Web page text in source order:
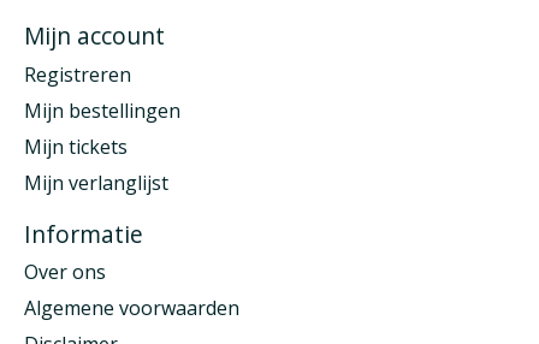
Mijn account
Registreren
Mijn bestellingen
Mijn tickets
Mijn verlanglijst
Informatie
Over ons
Algemene voorwaarden